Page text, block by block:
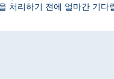
처리하기 전에 얼마간 기